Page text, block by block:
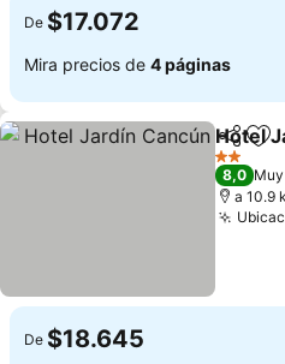
De $17.072
Mira precios de 4 páginas
Hotel
2 Estrellas
8,0
a 10.9
De $18.645